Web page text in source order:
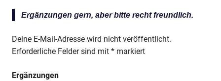
Ergänzungen gern, aber bitte recht freundlich.
Deine E-Mail-Adresse wird nicht veröffentlicht.
Erforderliche Felder sind mit * markiert
Ergänzungen